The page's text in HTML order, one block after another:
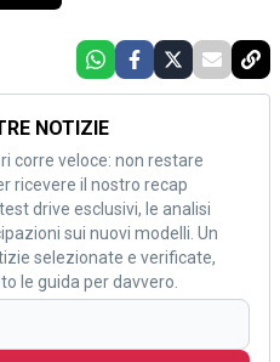
NOTIZIE
corre veloce: non restare
ricevere il nostro recap
drive esclusivi, le analisi
sui nuovi modelli. Un
selezionate e verificate,
le guida per davvero.